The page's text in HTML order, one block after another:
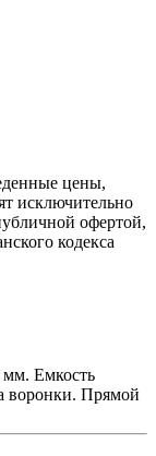
цены,
исключительно
офертой,
кодекса
Емкость
воронки. Прямой